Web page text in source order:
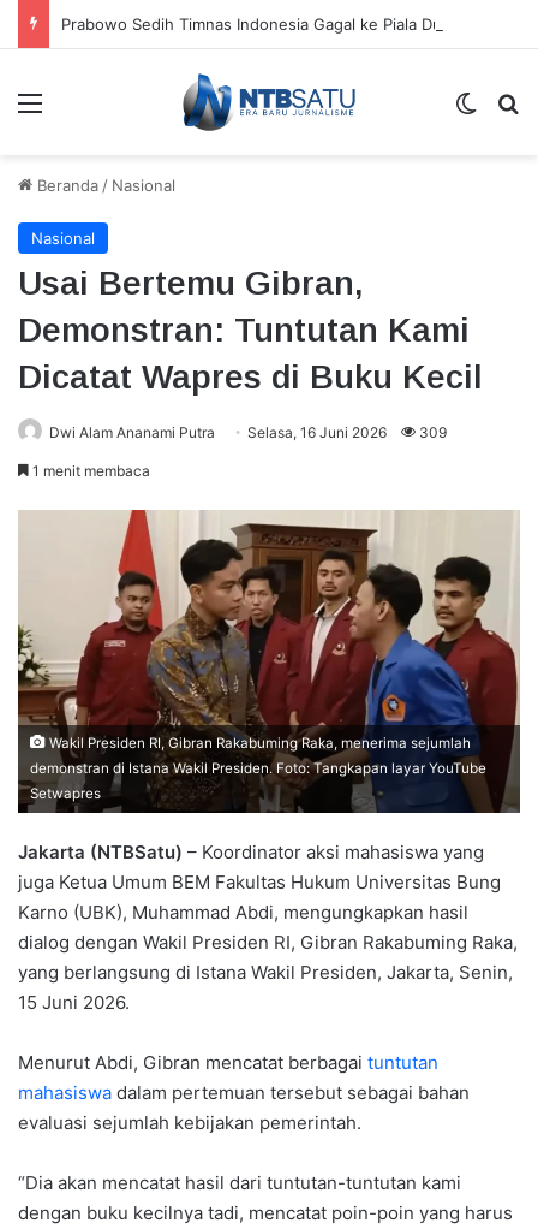
Menu
Beranda / Nasional
Nasional
Usai Bertemu Gibran,
Demonstran: Tuntutan Kami
Dicatat Wapres di Buku Kecil
Dwi Alam Ananami Putra Selasa, 16 Juni 2026 309
1 menit membaca
Wakil Presiden RI, Gibran Rakabuming Raka, menerima sejumlah
demonstran di Istana Wakil Presiden. Foto: Tangkapan layar YouTube
Setwapres
Jakarta (NTBSatu) – Koordinator aksi mahasiswa yang
juga Ketua Umum BEM Fakultas Hukum Universitas Bung
Karno (UBK), Muhammad Abdi, mengungkapkan hasil
dialog dengan Wakil Presiden RI, Gibran Rakabuming Raka,
yang berlangsung di Istana Wakil Presiden, Jakarta, Senin,
15 Juni 2026.
Menurut Abdi, Gibran mencatat berbagai tuntutan
mahasiswa dalam pertemuan tersebut sebagai bahan
evaluasi sejumlah kebijakan pemerintah.
“Dia akan mencatat hasil dari tuntutan-tuntutan kami
dengan buku kecilnya tadi, mencatat poin-poin yang harus